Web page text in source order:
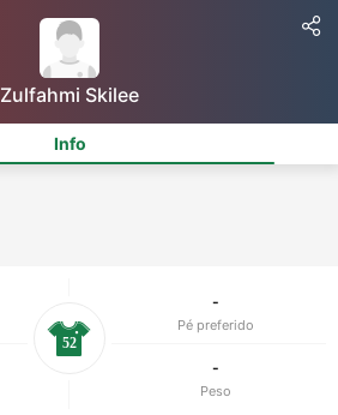
Zulfahmi Skilee
Info
-
Pé preferido
-
Peso
52